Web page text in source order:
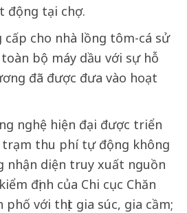
động tại chợ.
cấp cho nhà lồng tôm-cá sử
bộ máy dầu với sự hỗ
đã được đưa vào hoạt
nghệ hiện đại được triển
trạm thu phí tự động không
nhận diện truy xuất nguồn
định của Chi cục Chăn
phố với thịt gia súc, gia cầm;